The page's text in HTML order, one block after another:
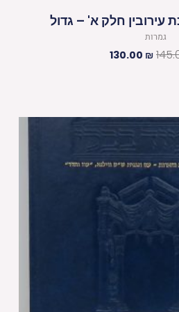
עירובין חלק א' – גדול
גמרות
130.00 ₪
המחיר
המקורי
היה:
145.00 ₪.
הנוכחי
הוא:
130.00 ₪.